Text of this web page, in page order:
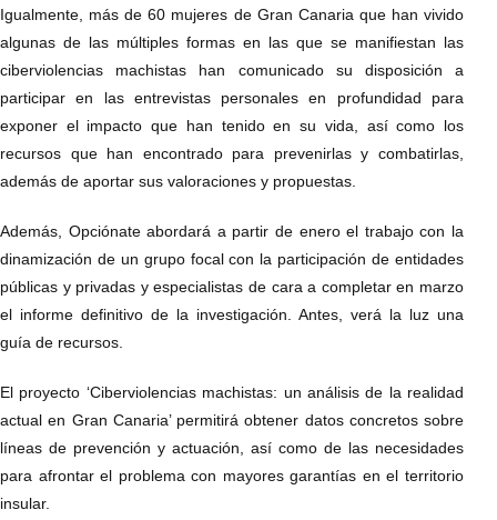
Igualmente, más de 60 mujeres de Gran Canaria que han vivido
algunas de las múltiples formas en las que se manifiestan las
ciberviolencias machistas han comunicado su disposición a
participar en las entrevistas personales en profundidad para
exponer el impacto que han tenido en su vida, así como los
recursos que han encontrado para prevenirlas y combatirlas,
además de aportar sus valoraciones y propuestas.
Además, Opciónate abordará a partir de enero el trabajo con la
dinamización de un grupo focal con la participación de entidades
públicas y privadas y especialistas de cara a completar en marzo
el informe definitivo de la investigación. Antes, verá la luz una
guía de recursos.
El proyecto ‘Ciberviolencias machistas: un análisis de la realidad
actual en Gran Canaria’ permitirá obtener datos concretos sobre
líneas de prevención y actuación, así como de las necesidades
para afrontar el problema con mayores garantías en el territorio
insular.